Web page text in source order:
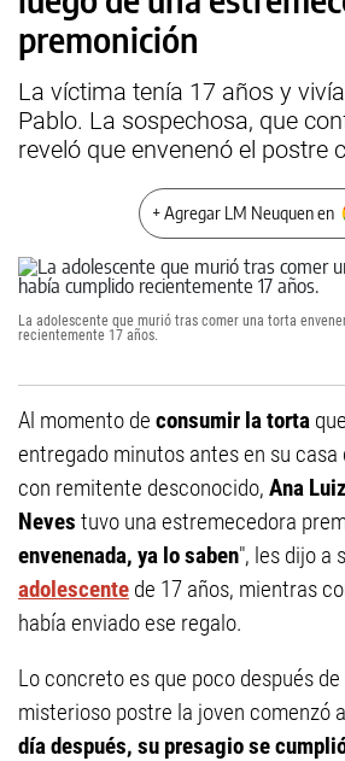
premonición
La víctima tenía 17 años y
Pablo. La sospechosa, que
reveló que envenenó el postre
+ Agregar LM Neuquen en
La adolescente que murió tras comer una torta
recientemente 17 años.
Al momento de consumir la torta
entregado minutos antes en su casa
con remitente desconocido, Ana
Neves tuvo una estremecedora
envenenada, ya lo saben", les dijo a
adolescente de 17 años, mientras
había enviado ese regalo.
Lo concreto es que poco después
misterioso postre la joven comenzó
día después, su presagio se